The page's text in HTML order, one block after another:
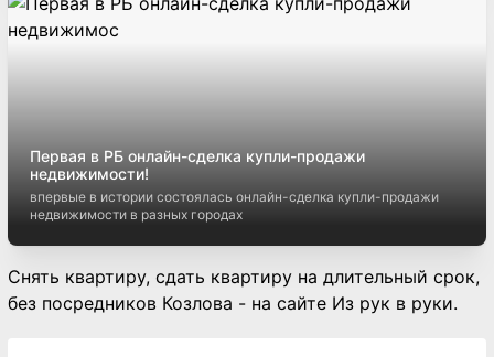
Первая в РБ онлайн-сделка купли-продажи
недвижимости!
впервые в истории состоялась онлайн-сделка купли-продажи
недвижимости в разных городах
Снять квартиру, сдать квартиру на длительный срок,
без посредников Козлова - на сайте Из рук в руки.